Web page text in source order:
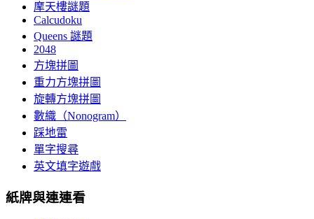
摩天樓謎題
Calcudoku
Queens 謎題
2048
方塊拼圖
重力方塊拼圖
旋轉方塊拼圖
數織（Nonogram）
踩地雷
單字搜尋
英文填字遊戲
紙牌與連連看